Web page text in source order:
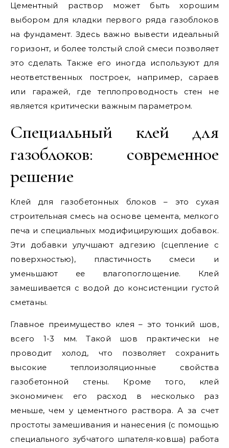
Цементный раствор может быть хорошим
выбором для кладки первого ряда газоблоков
на фундамент. Здесь важно вывести идеальный
горизонт, и более толстый слой смеси позволяет
это сделать. Также его иногда используют для
неответственных построек, например, сараев
или гаражей, где теплопроводность стен не
является критически важным параметром.
Специальный клей для
газоблоков: современное
решение
Клей для газобетонных блоков – это сухая
строительная смесь на основе цемента, мелкого
печа и специальных модифицирующих добавок.
Эти добавки улучшают адгезию (сцепление с
поверхностью), пластичность смеси и
уменьшают ее влагопоглощение. Клей
замешивается с водой до консистенции густой
сметаны.
Главное преимущество клея – это тонкий шов,
всего 1-3 мм. Такой шов практически не
проводит холод, что позволяет сохранить
высокие теплоизоляционные свойства
газобетонной стены. Кроме того, клей
экономичен: его расход в несколько раз
меньше, чем у цементного раствора. А за счет
простоты замешивания и нанесения (с помощью
специального зубчатого шпателя-ковша) работа